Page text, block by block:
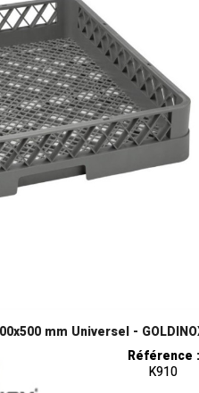
mm Universel -
Référence :
K910